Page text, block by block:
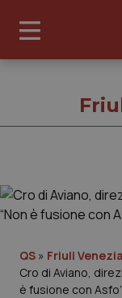
Governo e
QS » Friuli
Cro di Aviano,
è fusione con Asfo”